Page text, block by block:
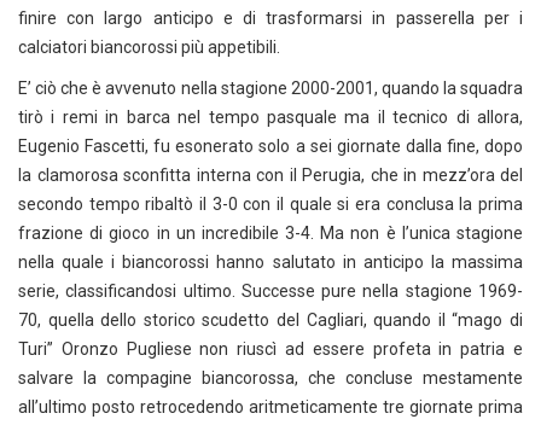
finire con largo anticipo e di trasformarsi in passerella per i
calciatori biancorossi più appetibili.
E’ ciò che è avvenuto nella stagione 2000-2001, quando la squadra
tirò i remi in barca nel tempo pasquale ma il tecnico di allora,
Eugenio Fascetti, fu esonerato solo a sei giornate dalla fine, dopo
la clamorosa sconfitta interna con il Perugia, che in mezz’ora del
secondo tempo ribaltò il 3-0 con il quale si era conclusa la prima
frazione di gioco in un incredibile 3-4. Ma non è l’unica stagione
nella quale i biancorossi hanno salutato in anticipo la massima
serie, classificandosi ultimo. Successe pure nella stagione 1969-
70, quella dello storico scudetto del Cagliari, quando il “mago di
Turi” Oronzo Pugliese non riuscì ad essere profeta in patria e
salvare la compagine biancorossa, che concluse mestamente
all’ultimo posto retrocedendo aritmeticamente tre giornate prima